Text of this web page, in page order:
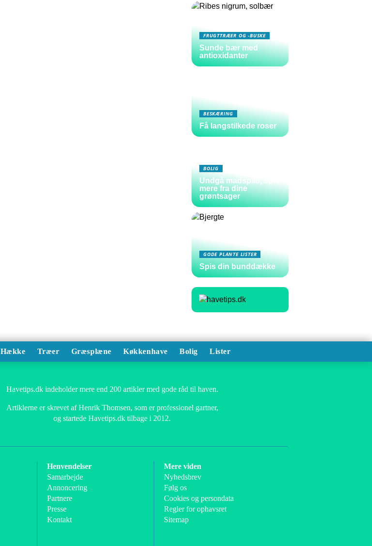
FRUGTTRÆER OG -BUSKE
Sunde bær med
antioxidanter
BESKÆRING
Få langstilkede roser
BOLIG
Undgå madspild, spis
mere fra dine
grøntsager
GODE PLANTE LISTER
Spis din bunddække
Hække Træer Græsplæne Køkkenhave Bolig Lister
Havetips.dk indeholder mere end 200 artikler med gode råd til haven.
Artiklerne er skrevet af Henrik Thomsen, som er professionel gartner,
og startede Havetips.dk tilbage i 2012.
Henvendelser
Samarbejde
Annoncering
Partnere
Presse
Kontakt
Mere viden
Nyhedsbrev
Følg os
Cookies og persondata
Regler for ophavsret
Sitemap